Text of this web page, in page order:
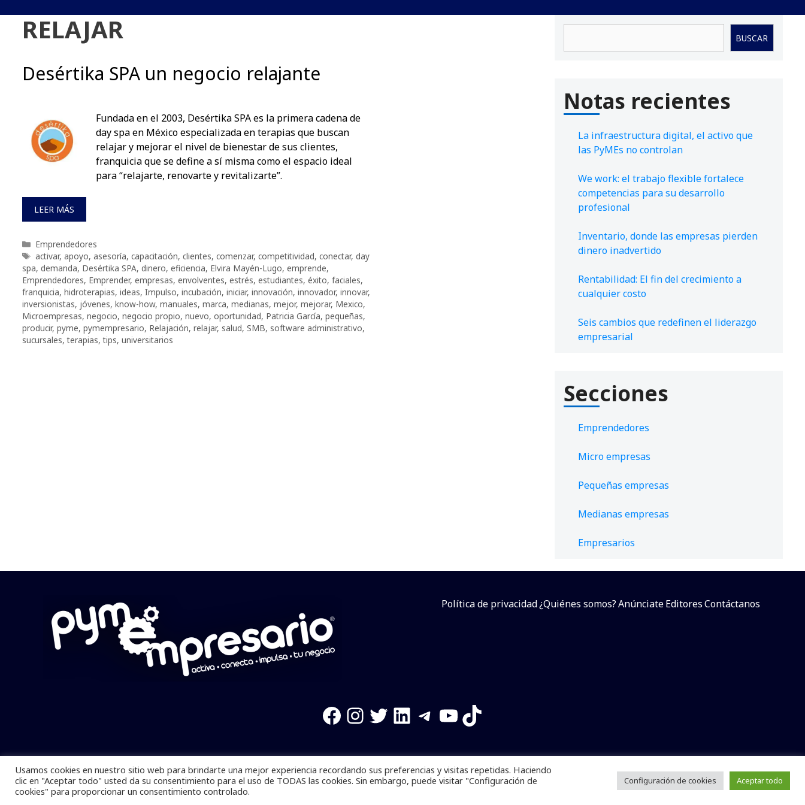
RELAJAR
Desértika SPA un negocio relajante
Fundada en el 2003, Desértika SPA es la primera cadena de
day spa en México especializada en terapias que buscan
relajar y mejorar el nivel de bienestar de sus clientes,
franquicia que se define a sí misma como el espacio ideal
para “relajarte, renovarte y revitalizarte”.
LEER MÁS
Categorías
Emprendedores
Etiquetas
activar, apoyo, asesoría, capacitación, clientes, comenzar, competitividad, conectar, day
spa, demanda, Desértika SPA, dinero, eficiencia, Elvira Mayén-Lugo, emprende,
Emprendedores, Emprender, empresas, envolventes, estrés, estudiantes, éxito, faciales,
franquicia, hidroterapias, ideas, Impulso, incubación, iniciar, innovación, innovador, innovar,
inversionistas, jóvenes, know-how, manuales, marca, medianas, mejor, mejorar, Mexico,
Microempresas, negocio, negocio propio, nuevo, oportunidad, Patricia García, pequeñas,
producir, pyme, pymempresario, Relajación, relajar, salud, SMB, software administrativo,
sucursales,terapias,tips, universitarios
BUSCAR
Notas recientes
La infraestructura digital, el activo que
las PyMEs no controlan
We work: el trabajo flexible fortalece
competencias para su desarrollo
profesional
Inventario, donde las empresas pierden
dinero inadvertido
Rentabilidad: El fin del crecimiento a
cualquier costo
Seis cambios que redefinen el liderazgo
empresarial
Secciones
Emprendedores
Micro empresas
Pequeñas empresas
Medianas empresas
Empresarios
Política de privacidad¿Quiénes somos?AnúnciateEditoresContáctanos
Facebook
Instagram
Twitter
LinkedIn
Telegram
YouTube
TikTok
Pymempresario © 2025 Todos los derechos reservados. Se prohibe el uso de la información total o parcial sin dar referencia a la fuente.
Desarrollado poryalla ya!
Usamos cookies en nuestro sitio web para brindarte una mejor experiencia recordando sus preferencias y visitas repetidas. Haciendo
clic en "Aceptar todo" usted da su consentimiento para el uso de TODAS las cookies. Sin embargo, puede visitar "Configuración de
cookies" para proporcionar un consentimiento controlado.
Configuración de cookies Aceptar todo